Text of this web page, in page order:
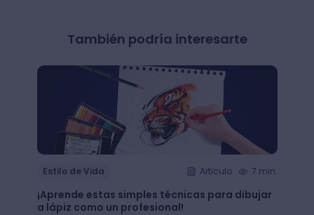
También podría interesarte
Estilo de Vida Articulo 7 min.
¡Aprende estas simples técnicas para dibujar
a lápiz como un profesional!